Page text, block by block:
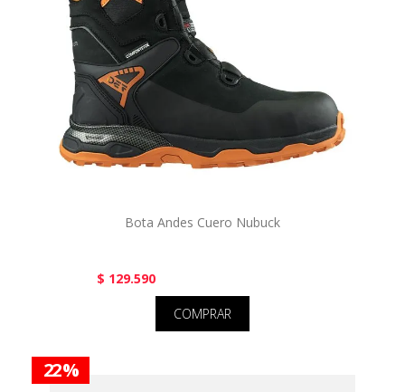
Bota Andes Cuero Nubuck
$ 129.590
COMPRAR
22 %